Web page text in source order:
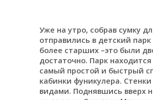
Уже на утро, собрав сумку
отправились в детский
более старших –это были
достаточно. Парк
самый простой и быстрый
кабинки фуникулера.
видами. Поднявшись вверх